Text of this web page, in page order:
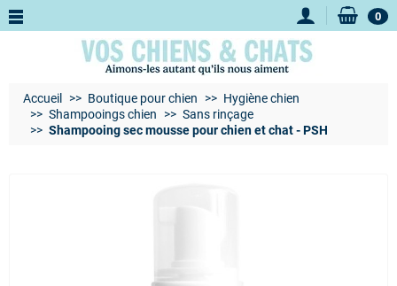
0
Accueil Boutique pour chien
Hygiène chien
Shampooings chien
Sans rinçage
Shampooing sec mousse pour chien et chat - PSH